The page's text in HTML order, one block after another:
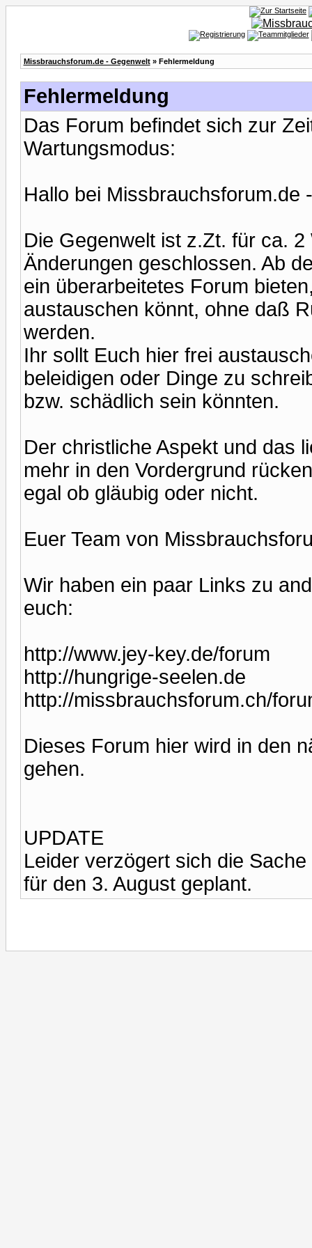
Missbrauchsforum.de - Gegenwelt» Fehlermeldung
Fehlermeldung
Das Forum befindet sich zur
Wartungsmodus:
Hallo bei Missbrauchsforum.de
Die Gegenwelt ist z.Zt. für ca.
Änderungen geschlossen. Ab
ein überarbeitetes Forum
austauschen könnt, ohne daß
werden.
Ihr sollt Euch hier frei
beleidigen oder Dinge zu
bzw. schädlich sein könnten.
Der christliche Aspekt und das
mehr in den Vordergrund
egal ob gläubig oder nicht.
Euer Team von
Wir haben ein paar Links zu
euch:
http://www.jey-key.de/forum
http://hungrige-seelen.de
http://missbrauchsforum.ch/
Dieses Forum hier wird in den
gehen.
UPDATE
Leider verzögert sich die
für den 3. August geplant.